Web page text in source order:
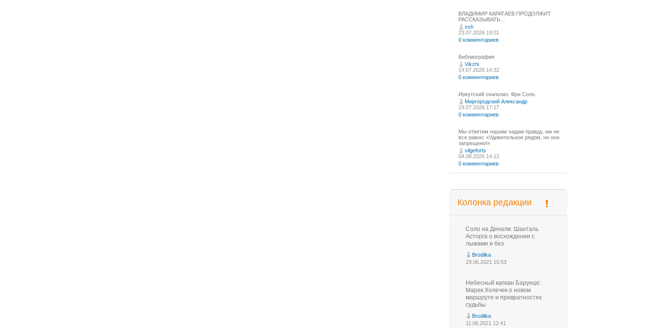
ВЛАДИМИР КАРАТАЕВ ПРОДОЛЖИТ
РАССКАЗЫВАТЬ…
ssh
23.07.2026 19:01
0 комментариев
Библиография
Vikzhi
14.07.2026 14:32
0 комментариев
Иркутский скалолаз. Фри Соло.
Миргородский Александр
19.07.2026 17:17
0 комментариев
Мы ответим нашим чадам правду, им не
все равно: «Удивительное рядом, но оно
запрещено!»
vilgeforts
04.08.2026 14:12
0 комментариев
Колонка редакции
Соло на Денали: Шанталь
Асторга о восхождении с
лыжами и без
Brodilka
29.06.2021 15:53
Небесный капкан Барунце:
Марек Холечек о новом
маршруте и превратностях
судьбы
Brodilka
11.06.2021 12:41